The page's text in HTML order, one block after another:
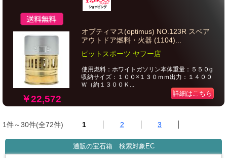
￥22,572
オプティマス(optimus) NO.123R スベア
アウトドア燃料・火器 (1104)...
ピットスポーツ ヤフー店
使用燃料：ホワイトガソリン本体重量：５５０g
収納サイズ：１００×１３０ｍｍ出力：１４００
Ｗ（約１３００Ｋ...
詳細はこちら
1件～30件(全72件) 1 2 3
通販の宝石箱 検索対象EC